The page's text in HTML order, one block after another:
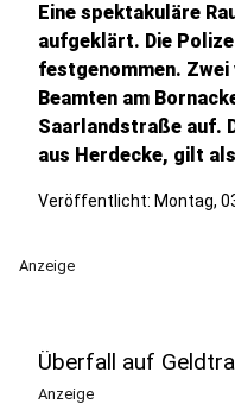
Eine spektakuläre
aufgeklärt. Die
festgenommen.
Beamten am
Saarlandstraße auf.
aus Herdecke, gilt
Veröffentlicht: Montag,
Anzeige
Überfall auf
Anzeige